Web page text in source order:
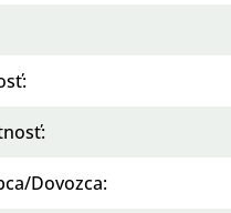
:
:
Dovozca: